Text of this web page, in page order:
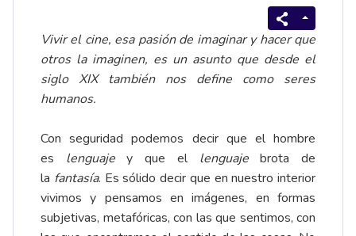
Vivir el cine, esa pasión de imaginar y hacer que
otros la imaginen, es un asunto que desde el
siglo XIX también nos define como seres
humanos.
Con seguridad podemos decir que el hombre
es lenguajey que el lenguajebrota de
la fantasía. Es sólido decir que en nuestro interior
vivimos y pensamos en imágenes, en formas
subjetivas, metafóricas, con las que sentimos, con